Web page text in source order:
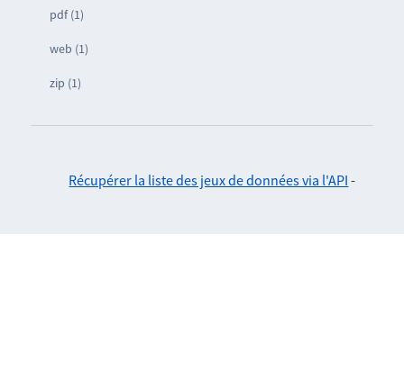
pdf (1)
web (1)
zip (1)
Récupérer la liste des jeux de données via l'API -